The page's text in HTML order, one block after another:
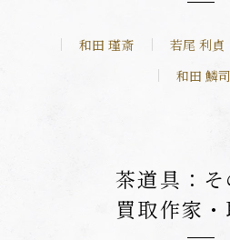
和田 瑾斎 若尾 利貞
和田 鱗司
茶道具：そ
買取作家